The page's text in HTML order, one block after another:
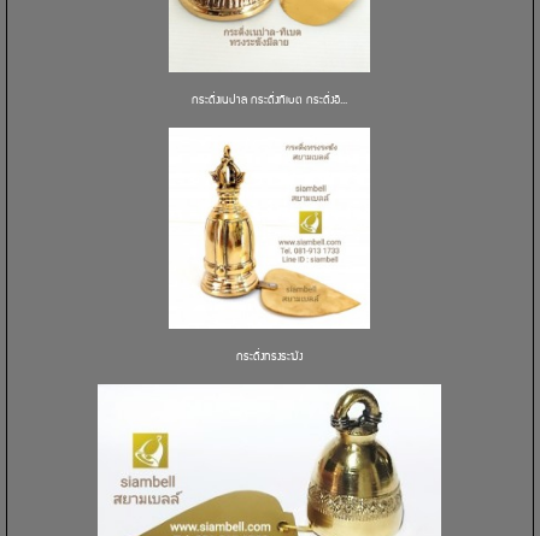
กระดิ่งเนปาล กระดิ่งทิเบต กระดิ่งอิ...
กระดิ่งทรงระฆัง